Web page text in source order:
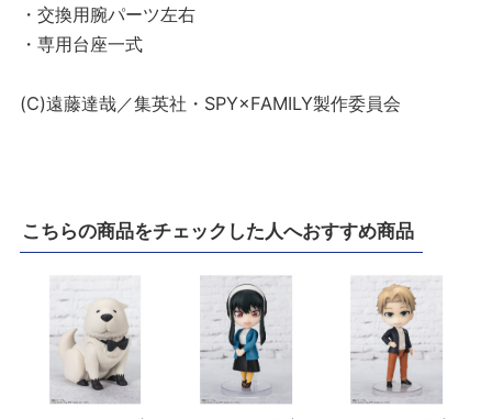
・交換用腕パーツ左右
・専用台座一式
(C)遠藤達哉／集英社・SPY×FAMILY製作委員会
こちらの商品をチェックした人へおすすめ商品